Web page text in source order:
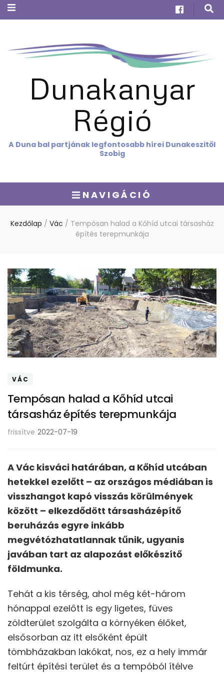
Dunakanyar
Régió
A Duna bal partjának legfontosabb hírei Dunakeszitől
Szobig
NAVIGÁCIÓ
Kezdőlap / Vác / Tempósan halad a Kőhíd utcai társasház
építés terepmunkája
VÁC
Tempósan halad a Kőhíd utcai
társasház építés terepmunkája
frissítve 2022-07-19
A Vác kisváci határában, a Kőhíd utcában
hetekkel ezelőtt – az országos médiában is
visszhangot kapó visszás körülmények
között – elkezdődött társasházépítő
beruházás egyre inkább
megvétózhatatlannak tűnik, ugyanis
javában tart az alapozást előkészítő
földmunka.
Tehát a kis térség, ahol még két-három
hónappal ezelőtt is egy ligetes, füves
zöldterület szolgálta a környéken élőket,
elsősorban az itt elsőként épült
tömbházakban lakókat, nos, ez a hely immár
feltúrt építési terület és a tempóból ítélve